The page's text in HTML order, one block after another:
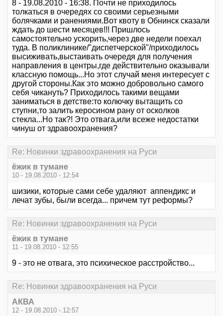
8 - 19.08.2010 - 16:38. Почти не приходилось
толкаться в очередях со своими серьезными
болячками и ранениями.Вот квоту в Обнинск сказали
ждать до шести месяцев!!! Пришлось
самостоятельно ускорить,через две недели поехал
туда. В поликлинике/"диспетчерской"/приходилось
высиживать,выстаивать очередя для получения
направления в центры,где действительно оказывали
классную помощь...Но этот случай меня интересует с
другой стороны.Как это можно добровольно самого
себя чикануть? Приходилось такими вещами
заниматься в детстве:то колючку вытащить со
ступни,то залить керосином рану от осколков
стекла...Но так?! Это отвага,или всеже недостатки
чинуш от здравоохранения?
Re: Новинки здравоохранения на Руси
ёжик в тумане
10 - 19.08.2010 - 12:54
шизики, которые сами себе удаляют аппендикс и
лечат зубы, были всегда... причем тут реформы?
Re: Новинки здравоохранения на Руси
ёжик в тумане
11 - 19.08.2010 - 12:55
9 - это не отвага, это психическое расстройство...
Re: Новинки здравоохранения на Руси
АКВА
12 - 19.08.2010 - 12:57